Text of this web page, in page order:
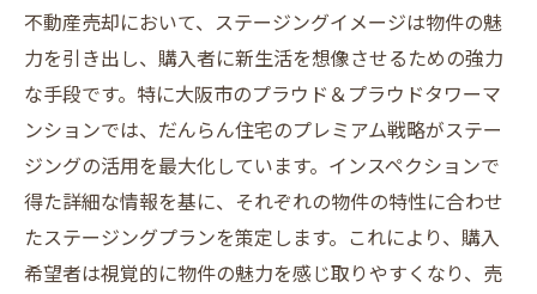
不動産売却において、ステージングイメージは物件の魅
力を引き出し、購入者に新生活を想像させるための強力
な手段です。特に大阪市のプラウド＆プラウドタワーマ
ンションでは、だんらん住宅のプレミアム戦略がステー
ジングの活用を最大化しています。インスペクションで
得た詳細な情報を基に、それぞれの物件の特性に合わせ
たステージングプランを策定します。これにより、購入
希望者は視覚的に物件の魅力を感じ取りやすくなり、売